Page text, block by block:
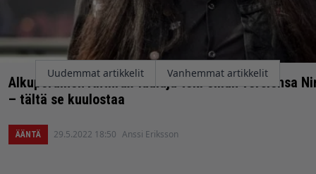
Alkuperäinen Anthrax-laulaja teki oman versionsa
– tältä se kuulostaa
ÄÄNTÄ 29.5.2022 18:50 Anssi Eriksson
Artikkelien
selaus
Uudemmat artikkelit Vanhemmat artikkelit